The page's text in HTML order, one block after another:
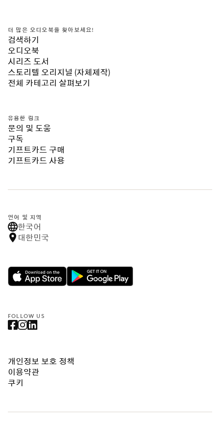
더 많은 오디오북을 찾아보세요!
검색하기
오디오북
시리즈 도서
스토리텔 오리지널 (자체제작)
전체 카테고리 살펴보기
유용한 링크
문의 및 도움
구독
기프트카드 구매
기프트카드 사용
언어 및 지역
한국어
대한민국
FOLLOW US
개인정보 보호 정책
이용약관
쿠키